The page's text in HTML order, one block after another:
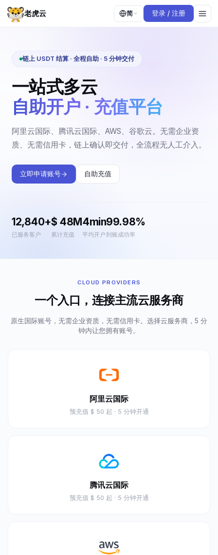
老虎云 简 登录 / 注册
链上 USDT 结算 · 全程自助 · 5 分钟交付
一站式多云
自助开户 · 充值平台
阿里云国际、腾讯云国际、AWS、谷歌云。无需企业资
质、无需信用卡，链上确认即交付，全流程无人工介入。
立即申请账号 自助充值
12,840+
已服务客户
$ 48M
累计充值
4min
平均开户
99.98%
到账成功率
CLOUD PROVIDERS
一个入口，连接主流云服务商
原生国际账号，无需企业资质，无需信用卡。选择云服务商，5 分
钟内让您拥有账号。
阿里云国际
预充值 $ 50 起 · 5 分钟开通
腾讯云国际
预充值 $ 50 起 · 5 分钟开通